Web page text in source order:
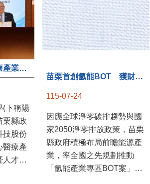
縣長見證「核心醫療產業推動園區」產學合作簽約儀式
下稱陽
栗縣政
技股份
醫療產
人才培
苗栗首創氫能BOT 獲財政部「突破之翼」肯定
115-07-24
因應全球淨零碳排趨勢與國
家2050淨零排放政策，苗栗
縣政府積極布局前瞻能源產
業，率全國之先規劃推動
「氫能產業專區BOT案」，